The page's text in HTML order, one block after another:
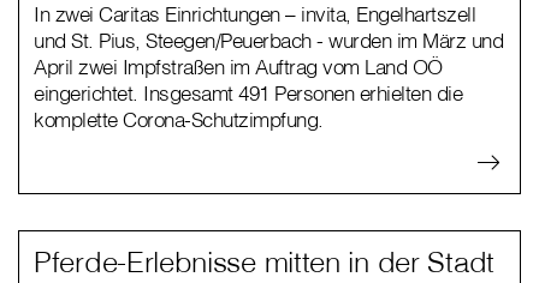
In zwei Caritas Einrichtungen – invita, Engelhartszell
und St. Pius, Steegen/Peuerbach - wurden im März und
April zwei Impfstraßen im Auftrag vom Land OÖ
eingerichtet. Insgesamt 491 Personen erhielten die
komplette Corona-Schutzimpfung.
Pferde-Erlebnisse mitten in der Stadt